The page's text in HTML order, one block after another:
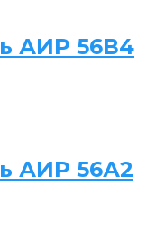
АИР 56В4
АИР 56А2